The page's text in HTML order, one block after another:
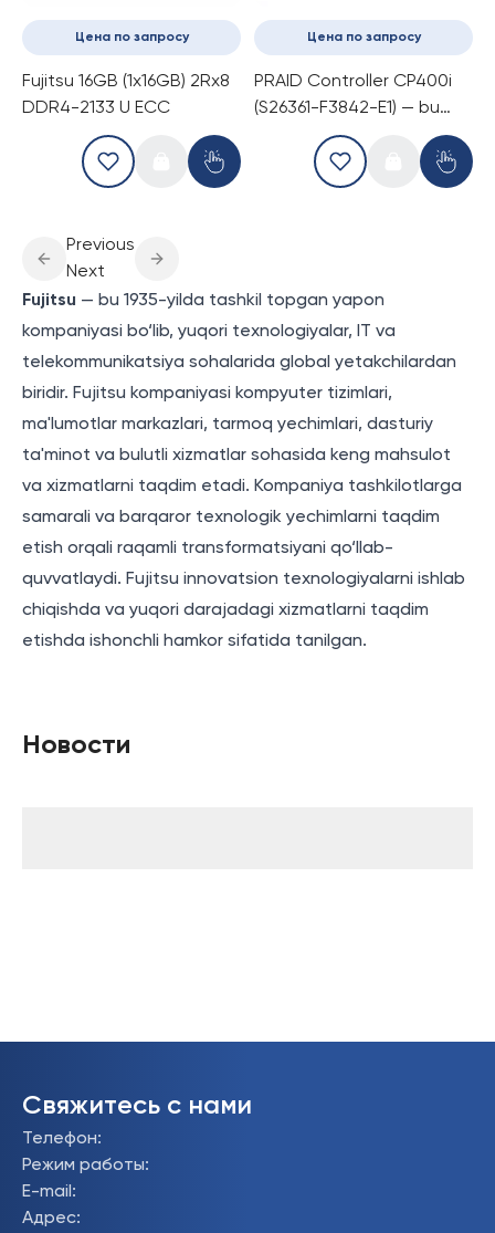
Цена по запросу
Fujitsu 16GB (1x16GB) 2Rx8
DDR4-2133 U ECC
Цена по запросу
PRAID Controller CP400i
(S26361-F3842-E1) — bu
RAID kontrolleri
Previous
Next
Fujitsu — bu 1935-yilda tashkil topgan yapon
kompaniyasi bo‘lib, yuqori texnologiyalar, IT va
telekommunikatsiya sohalarida global yetakchilardan
biridir. Fujitsu kompaniyasi kompyuter tizimlari,
ma'lumotlar markazlari, tarmoq yechimlari, dasturiy
ta'minot va bulutli xizmatlar sohasida keng mahsulot
va xizmatlarni taqdim etadi. Kompaniya tashkilotlarga
samarali va barqaror texnologik yechimlarni taqdim
etish orqali raqamli transformatsiyani qo‘llab-
quvvatlaydi. Fujitsu innovatsion texnologiyalarni ishlab
chiqishda va yuqori darajadagi xizmatlarni taqdim
etishda ishonchli hamkor sifatida tanilgan.
Новости
Свяжитесь с нами
Телефон:
Режим работы:
E-mail :
Адрес: